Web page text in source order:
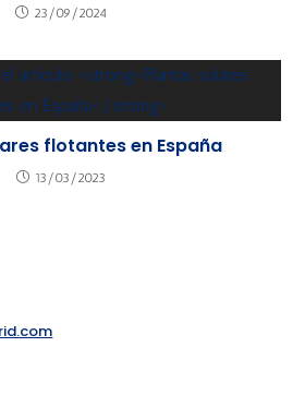
23/09/2024
flotantes en España
13/03/2023